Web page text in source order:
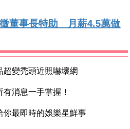
董事長特助 月薪4.5萬做
變禿頭近照嚇壞網
消息一手掌握！
最即時的娛樂星鮮事